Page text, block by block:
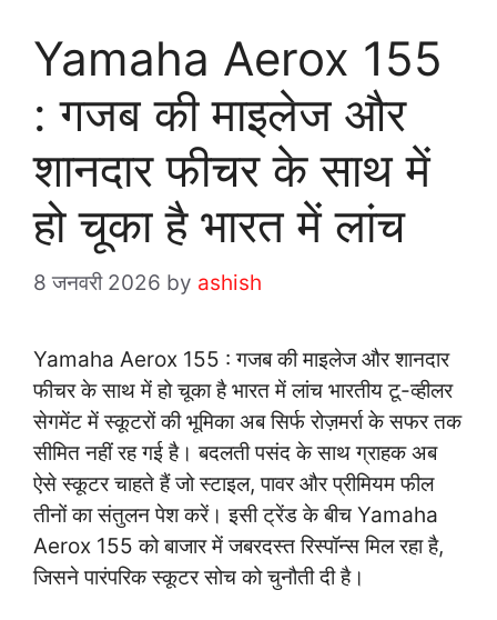
Yamaha Aerox 155
: गजब की माइलेज और
शानदार फीचर के साथ में
हो चूका है भारत में लांच
8 जनवरी 2026 by ashish
Yamaha Aerox 155 : गजब की माइलेज और शानदार
फीचर के साथ में हो चूका है भारत में लांच भारतीय टू-व्हीलर
सेगमेंट में स्कूटरों की भूमिका अब सिर्फ रोज़मर्रा के सफर तक
सीमित नहीं रह गई है। बदलती पसंद के साथ ग्राहक अब
ऐसे स्कूटर चाहते हैं जो स्टाइल, पावर और प्रीमियम फील
तीनों का संतुलन पेश करें। इसी ट्रेंड के बीच Yamaha
Aerox 155 को बाजार में जबरदस्त रिस्पॉन्स मिल रहा है,
जिसने पारंपरिक स्कूटर सोच को चुनौती दी है।